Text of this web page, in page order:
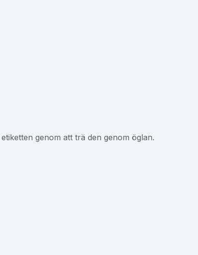
genom att trä den genom öglan.